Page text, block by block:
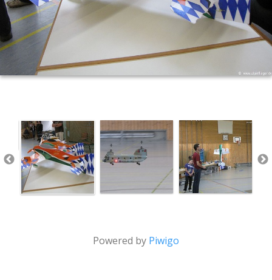
Powered by Piwigo